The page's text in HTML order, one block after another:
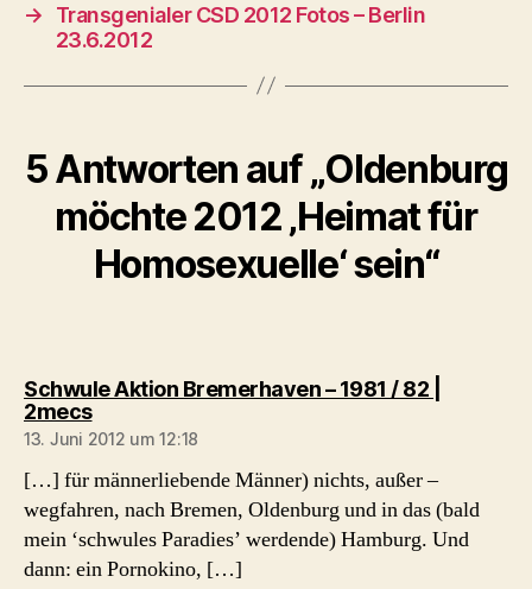
→
Transgenialer CSD 2012 Fotos – Berlin
23.6.2012
5 Antworten auf „Oldenburg
möchte 2012 ‚Heimat für
Homosexuelle‘ sein“
Schwule Aktion Bremerhaven – 1981 / 82 |
2mecssagt:
13. Juni 2012 um 12:18
[…] für männerliebende Männer) nichts, außer –
wegfahren, nach Bremen, Oldenburg und in das (bald
mein ‘schwules Paradies’ werdende) Hamburg. Und
dann: ein Pornokino, […]